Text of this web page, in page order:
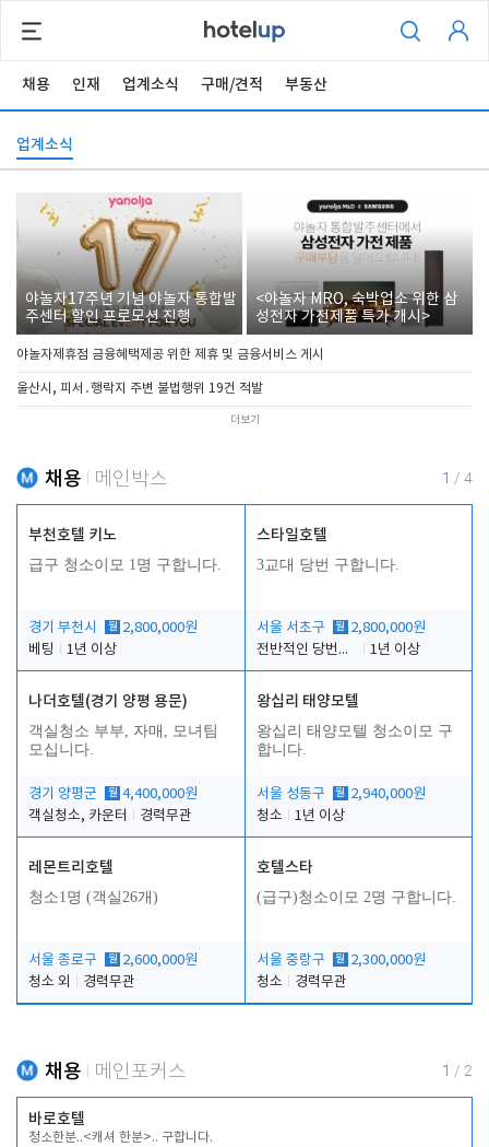
채용 인재 업계소식 구매/견적 부동산
업계소식
야놀자17주년 기념 야놀자 통합발
주센터 할인 프로모션 진행
<야놀자 MRO, 숙박업소 위한 삼
성전자 가전제품 특가 개시>
야놀자제휴점 금융혜택제공 위한 제휴 및 금융서비스 게시
울산시, 피서․행락지 주변 불법행위 19건 적발
더보기
채용 메인박스 1 / 4
부천호텔 키노
급구 청소이모 1명 구합니다.
경기 부천시 월 2,800,000원
베팅
1년 이상
스타일호텔
3교대 당번 구합니다.
서울 서초구 월 2,800,000원
전반적인 당번업무
1년 이상
나더호텔(경기 양평 용문)
객실청소 부부, 자매, 모녀팀
모십니다.
경기 양평군 월 4,400,000원
객실청소, 카운터
경력무관
왕십리 태양모텔
왕십리 태양모텔 청소이모 구
합니다.
서울 성동구 월 2,940,000원
청소
1년 이상
레몬트리호텔
청소1명 (객실26개)
서울 종로구 월 2,600,000원
청소 외
경력무관
호텔스타
(급구)청소이모 2명 구합니다.
서울 중랑구 월 2,300,000원
청소
경력무관
채용 메인포커스 1 / 2
바로호텔
청소한분..<캐셔 한분>.. 구합니다.